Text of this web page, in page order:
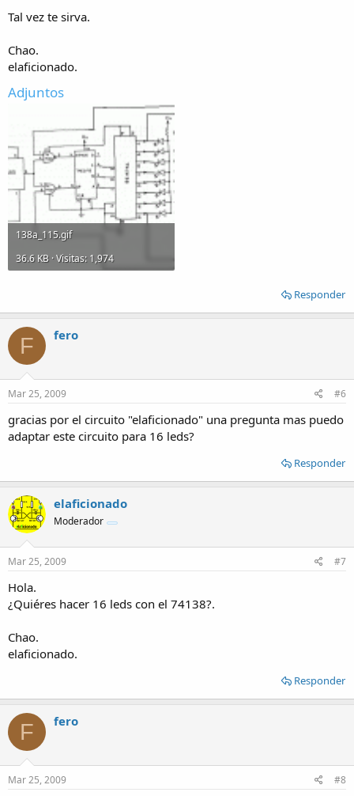
Tal vez te sirva.
Chao.
elaficionado.
Adjuntos
138a_115.gif
36.6 KB · Visitas: 1,974
Responder
F fero
Mar 25, 2009 #6
gracias por el circuito "elaficionado" una pregunta mas puedo
adaptar este circuito para 16 leds?
Responder
elaficionado
Moderador
Mar 25, 2009 #7
Hola.
¿Quiéres hacer 16 leds con el 74138?.
Chao.
elaficionado.
Responder
F fero
Mar 25, 2009 #8